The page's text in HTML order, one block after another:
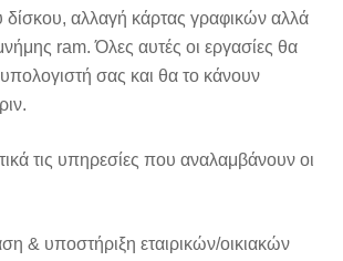
αλλαγή κάρτας γραφικών αλλά
ram. Όλες αυτές οι εργασίες θα
σας και θα το κάνουν
τις υπηρεσίες που αναλαμβάνουν οι
& υποστήριξη εταιρικών/οικιακών